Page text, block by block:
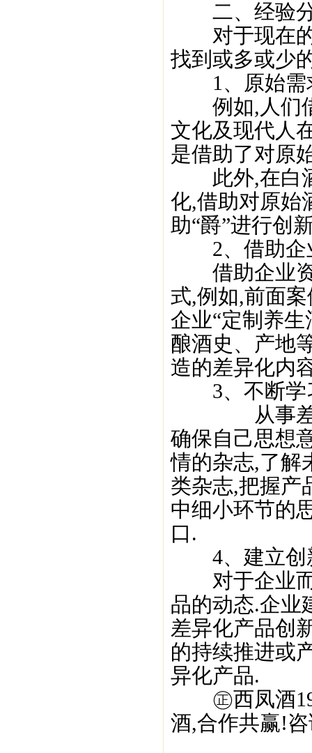
二、经验
对于现在的
找到或多或少
1、原始需
例如,人们借
文化及现代人
是借助了对原
此外,在白酒
化,借助对原始
助“爵”进行创
2、借助企
借助企业资
式,例如,前面
企业“定制养
酿酒史、产地
造的差异化内
3、不断学
从事差异化
确保自己思想
情的杂志,了解
类杂志,把握产
中细小环节的
口.
4、建立创
对于企业而
品的动态.企业
差异化产品创
的持续推进或
异化产品.
㊣西凤酒
酒,合作共赢!咨